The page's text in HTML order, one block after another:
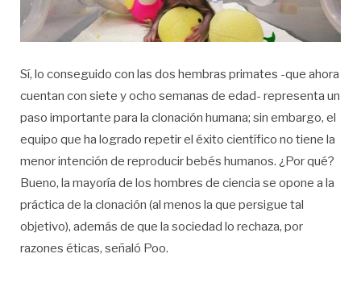
Sí, lo conseguido con las dos hembras primates -que ahora
cuentan con siete y ocho semanas de edad- representa un
paso importante para la clonación humana; sin embargo, el
equipo que ha logrado repetir el éxito científico no tiene la
menor intención de reproducir bebés humanos. ¿Por qué?
Bueno, la mayoría de los hombres de ciencia se opone a la
práctica de la clonación (al menos la que persigue tal
objetivo), además de que la sociedad lo rechaza, por
razones éticas, señaló Poo.